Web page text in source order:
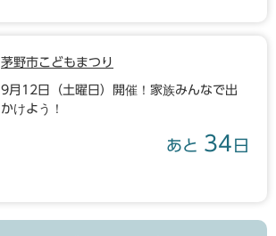
茅野市こどもまつり
9月12日（土曜日）開催！家族みんなで出
かけよう！
あと 34 日